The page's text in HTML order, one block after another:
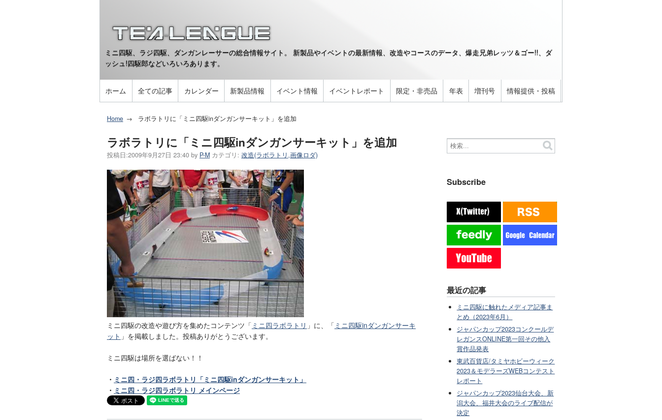
ミニ四駆、ラジ四駆、ダンガンレーサーの総合情報サイト。 新製品やイベントの最新情報、改造やコースのデータ、爆走兄弟レッツ＆ゴー!!、ダ
ッシュ!四駆郎などいろいろあります。
ホーム 全ての記事 カレンダー 新製品情報 イベント情報 イベントレポート 限定・非売品 年表 増刊号 情報提供・投稿
Home ラボラトリに「ミニ四駆inダンガンサーキット」を追加
ラボラトリに「ミニ四駆inダンガンサーキット」を追加
投稿日:2009年9月27日 23:40 by P-M カテゴリ: 改造(ラボラトリ,画像ロダ)
ミニ四駆の改造や遊び方を集めたコンテンツ「 ミニ四ラボラトリ 」に、「 ミニ四駆inダンガンサーキ
ット 」を掲載しました。投稿ありがとうございます。
ミニ四駆は場所を選ばない！！
・ ミニ四・ラジ四ラボラトリ「ミニ四駆inダンガンサーキット」
・ ミニ四・ラジ四ラボラトリ メインページ
Subscribe
最近の記事
ミニ四駆に触れたメディア記事ま
とめ（2023年6月）
ジャパンカップ2023コンクールデ
レガンスONLINE第一回その他入
賞作品発表
東武百貨店/タミヤホビーウィーク
2023＆モデラーズWEBコンテスト
レポート
ジャパンカップ2023仙台大会、新
潟大会、福井大会のライブ配信が
決定